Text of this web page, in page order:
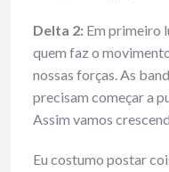
Delta 2: Em primeiro
quem faz o
nossas forças. As
precisam começar a
Assim vamos
Eu costumo postar